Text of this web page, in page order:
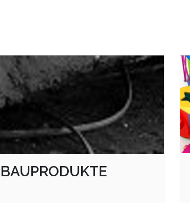
BAUPRODUKTE